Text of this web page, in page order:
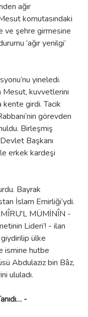
ağır
komutasındaki
ve şehre girmesine
‘ağır yenilgi’
yineledi.
Mesut, kuvvetlerini
girdi. Tacik
görevden
Birleşmiş
Başkanı
erkek kardeşi
Bayrak
İslam Emirliği’ydi.
MÜMİNÎN -
Lideri’! - ilan
giydirilip ülke
ismine hutbe
Abdulaziz bin Bâz,
ululadı.
-